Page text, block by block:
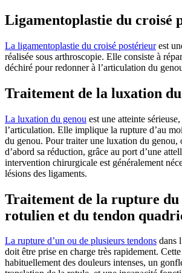
Ligamentoplastie du croisé
La ligamentoplastie du croisé postérieurest
réalisée sous arthroscopie. Elle consiste à
déchiré pour redonner à l’articulation du
Traitement de la luxation du
La luxation du genou est une atteinte
l’articulation. Elle implique la rupture d’au
du genou. Pour traiter une luxation du genou,
d’abord sa réduction, grâce au port d’une
intervention chirurgicale est généralement
lésions des ligaments.
Traitement de la rupture du
rotulien et du tendon
La rupture d’un ou de plusieurs tendons dans
doit être prise en charge très rapidement.
habituellement des douleurs intenses, un